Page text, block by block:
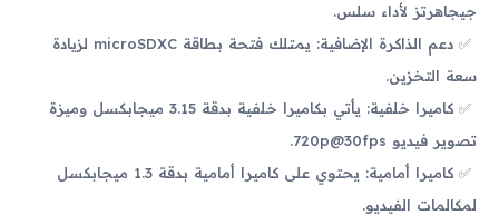
جيجاهرتز لأداء سلس.
دعم الذاكرة الإضافية: يمتلك فتحة بطاقة microSDXC لزيادة
سعة التخزين.
كاميرا خلفية: يأتي بكاميرا خلفية بدقة 3.15 ميجابكسل وميزة
تصوير فيديو 720p@30fps.
كاميرا أمامية: يحتوي على كاميرا أمامية بدقة 1.3 ميجابكسل
لمكالمات الفيديو.